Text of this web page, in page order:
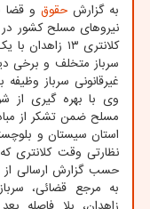
به گزارشحقوق و قضا
نیروهای مسلح کشور در
کلانتری ۱۳ زاهدان با یک
سرباز متخلف و برخی
وی با بهره گیری از
مسلح ضمن تشکر از
استان سیستان و
نظارتی وقت کلانتری
حسب گزارش ارسالی از
زاهدان، بلا فاصله